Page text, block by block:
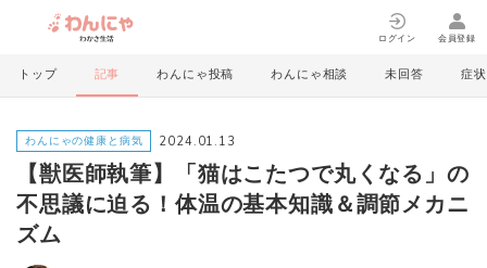
ログイン 会員登録
トップ 記事 わんにゃ投稿 わんにゃ相談 未回答 症状
わんにゃの健康と病気 2024.01.13
【獣医師執筆】「猫はこたつで丸くなる」の
不思議に迫る！体温の基本知識＆調節メカニ
ズム